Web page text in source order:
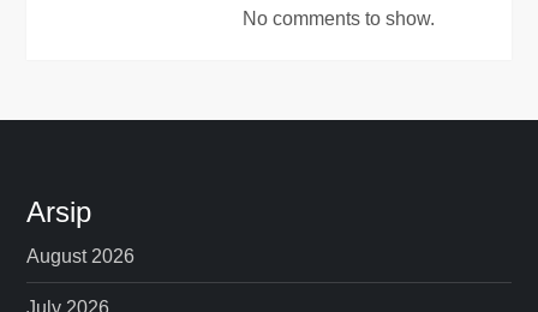
No comments to show.
Arsip
August 2026
July 2026